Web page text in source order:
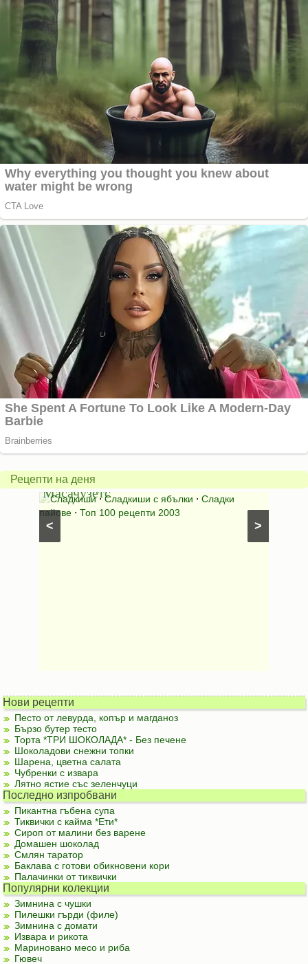
Рецепти на деня
>
<
Американски
ябълков
пай
от
Масачузетс
Сладкиши⋅Сладкиши с ябълки ⋅ Сладки
пайове ⋅ Топ 100 рецепти 2003
питка
на
мама
Нови рецепти
Песто от левурда, копър и магданоз
Бързо бутер тесто
Торта *ТРИ ШОКОЛАДА* - Без печене
Шоколадови снежни топки
Шарена, цветна салата
Чубренки с извара
Лятно ястие със зеленчуци
Последно изпробвани
Пикантна гъбена супа
Тиквички с кайма *Ети*
Сироп от малини без варене
Домашен шоколад
Смлян таратор
Баклава с готови обикновени кори
Палачинки от тиквички
Популярни колекции
Зимнина с чушки
Пилешки гърди (филе)
Зимнина с домати
Извара и рикота
Мариновано месо и риба
Гювеч